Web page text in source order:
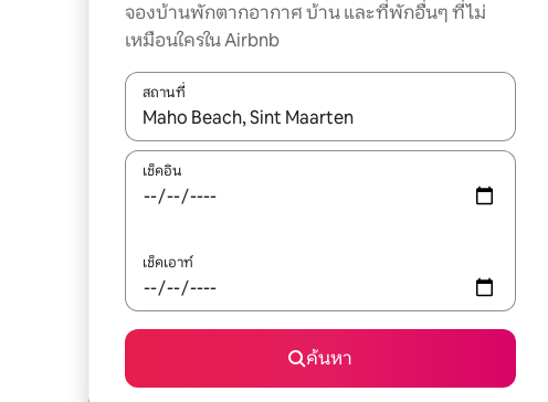
จองบ้านพักตากอากาศ บ้าน และที่พักอื่นๆ ที่ไม่
เหมือนใครใน Airbnb
สถานที่
ใช้ลูกศรขึ้นลง หรือใช้การสัมผัสหรือปัด เพื่อสำรวจผลการค้นหา
เช็คอิน
เช็คเอาท์
ค้นหา